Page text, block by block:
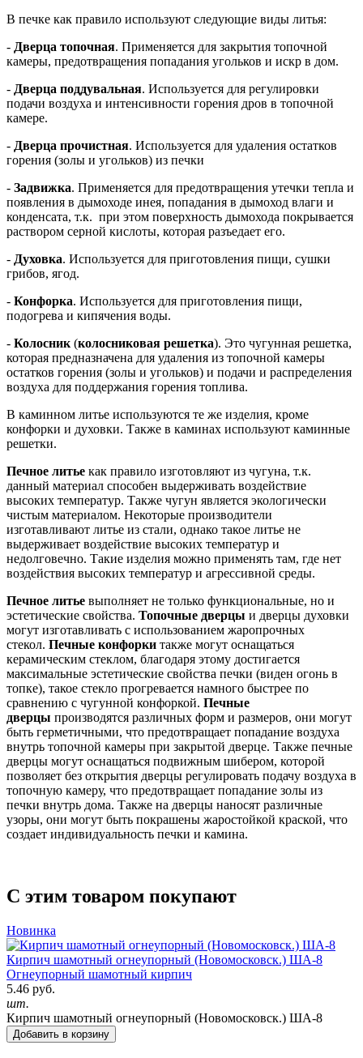
В печке как правило используют следующие виды литья:
- Дверца топочная. Применяется для закрытия топочной
камеры, предотвращения попадания угольков и искр в дом.
- Дверца поддувальная. Используется для регулировки
подачи воздуха и интенсивности горения дров в топочной
камере.
- Дверца прочистная. Используется для удаления остатков
горения (золы и угольков) из печки
- Задвижка. Применяется для предотвращения утечки тепла и
появления в дымоходе инея, попадания в дымоход влаги и
конденсата, т.к. при этом поверхность дымохода покрывается
раствором серной кислоты, которая разъедает его.
- Духовка. Используется для приготовления пищи, сушки
грибов, ягод.
- Конфорка. Используется для приготовления пищи,
подогрева и кипячения воды.
- Колосник(колосниковая решетка). Это чугунная решетка,
которая предназначена для удаления из топочной камеры
остатков горения (золы и угольков) и подачи и распределения
воздуха для поддержания горения топлива.
В каминном литье используются те же изделия, кроме
конфорки и духовки. Также в каминах используют каминные
решетки.
Печное литье как правило изготовляют из чугуна, т.к.
данный материал способен выдерживать воздействие
высоких температур. Также чугун является экологически
чистым материалом. Некоторые производители
изготавливают литье из стали, однако такое литье не
выдерживает воздействие высоких температур и
недолговечно. Такие изделия можно применять там, где нет
воздействия высоких температур и агрессивной среды.
Печное литье выполняет не только функциональные, но и
эстетические свойства. Топочные дверцы и дверцы духовки
могут изготавливать с использованием жаропрочных
стекол. Печные конфорки также могут оснащаться
керамическим стеклом, благодаря этому достигается
максимальные эстетические свойства печки (виден огонь в
топке), такое стекло прогревается намного быстрее по
сравнению с чугунной конфоркой. Печные
дверцы производятся различных форм и размеров, они могут
быть герметичными, что предотвращает попадание воздуха
внутрь топочной камеры при закрытой дверце. Также печные
дверцы могут оснащаться подвижным шибером, которой
позволяет без открытия дверцы регулировать подачу воздуха в
топочную камеру, что предотвращает попадание золы из
печки внутрь дома. Также на дверцы наносят различные
узоры, они могут быть покрашены жаростойкой краской, что
создает индивидуальность печки и камина.
С этим товаром покупают
Новинка
Кирпич шамотный огнеупорный (Новомосковск.) ША-8
Огнеупорный шамотный кирпич
5.46 руб.
шт.
Кирпич шамотный огнеупорный (Новомосковск.) ША-8
Добавить в корзину